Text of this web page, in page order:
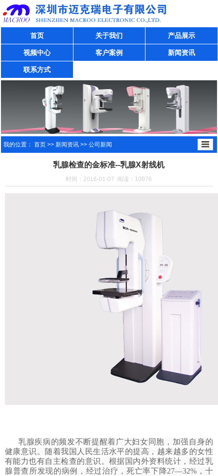
首页 关于我们 产品展示
视频中心 客户案例 新闻资讯
联系方式
我的位置： 首页 >> 新闻资讯 >> 公司新闻
乳腺检查的金标准--乳腺X射线机
时间：2016-01-07 阅读：10976
乳腺疾病的频发不断提醒着广大妇女同胞，加强自身的
健康意识。随着我国人民生活水平的提高，越来越多的女性
有能力也有自主检查的意识。根据国内外资料统计，经过乳
腺普查所发现的病例， 经过治疗，死亡率下降27—32%，十